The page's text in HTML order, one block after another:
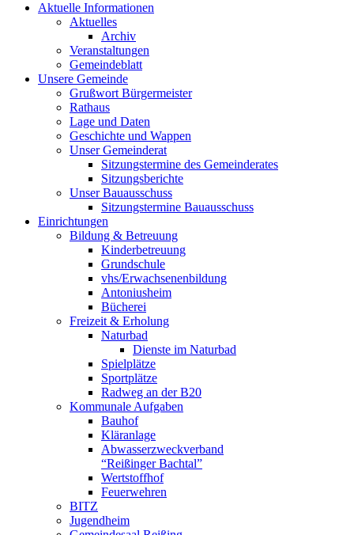
Aktuelle Informationen
Aktuelles
Archiv
Veranstaltungen
Gemeindeblatt
Unsere Gemeinde
Grußwort Bürgermeister
Rathaus
Lage und Daten
Geschichte und Wappen
Unser Gemeinderat
Sitzungstermine des Gemeinderates
Sitzungsberichte
Unser Bauausschuss
Sitzungstermine Bauausschuss
Einrichtungen
Bildung & Betreuung
Kinderbetreuung
Grundschule
vhs/Erwachsenenbildung
Antoniusheim
Bücherei
Freizeit & Erholung
Naturbad
Dienste im Naturbad
Spielplätze
Sportplätze
Radweg an der B20
Kommunale Aufgaben
Bauhof
Kläranlage
Abwasserzweckverband
“Reißinger Bachtal”
Wertstoffhof
Feuerwehren
BITZ
Jugendheim